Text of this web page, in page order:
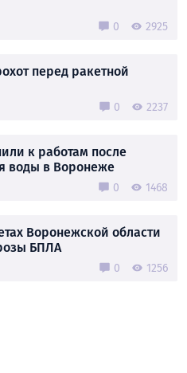
0 2925
перед ракетной
0 2237
к работам после
воды в Воронеже
0 1468
Воронежской области
БПЛА
0 1256